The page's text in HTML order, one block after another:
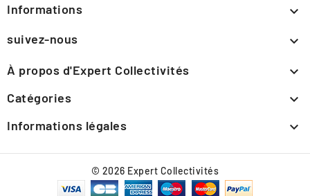
Informations 
suivez-nous 
À propos d'Expert Collectivités 
Catégories 
Informations légales 
© 2026 Expert Collectivités